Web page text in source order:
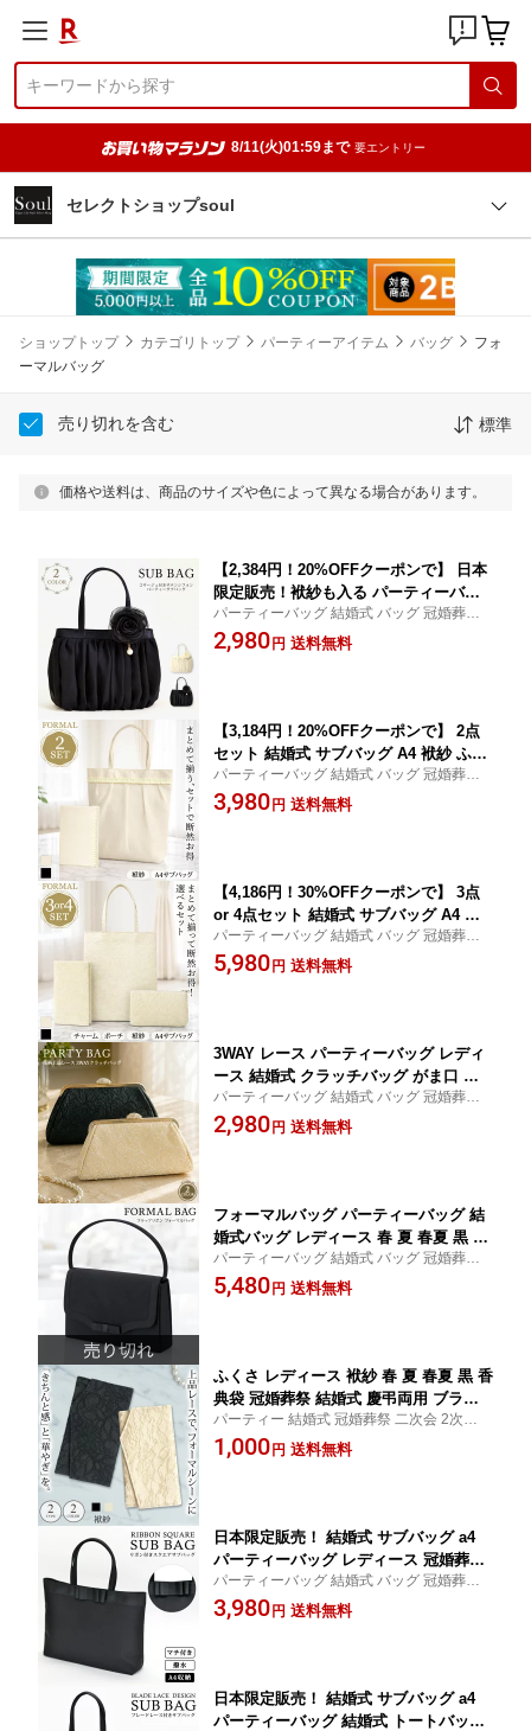
8/11(火)01:59まで 要エントリー
セレクトショップsoul
ショップトップ カテゴリトップ パーティーアイテム バッグ
フォ
ーマルバッグ
売り切れを含む 標準
価格や送料は、商品のサイズや色によって異なる場合があります。
【2,384円！20%OFFクーポンで】 日本
限定販売！袱紗も入る パーティーバッ
グ 大きめ サブバッグ 結婚式バッグ 結
婚式 バッグ 冠婚葬祭 パーティー バッ
パーティーバッグ 結婚式 バッグ 冠婚葬祭
二次会 2次会 入学式 卒業式 卒園式 入園式
演奏会 謝恩会 お呼ばれ 披露宴 ブライダル
2,980 円 送料無料
【3,184円！20%OFFクーポンで】 2点
セット 結婚式 サブバッグ A4 袱紗 ふく
さ レディース 黒 春 夏 シフォン リボン
パーティーバッグ トートバッグ 金封 弔
パーティーバッグ 結婚式 バッグ 冠婚葬祭
二次会 2次会 入学式 卒業式 卒園式 入園式
演奏会 謝恩会 お呼ばれ 披露宴 ブライダル
3,980 円 送料無料
【4,186円！30%OFFクーポンで】 3点
or 4点セット 結婚式 サブバッグ A4 袱
紗 ポーチ チャーム レディース 黒 春 夏
春夏 レース パーティーバッグ トートバ
パーティーバッグ 結婚式 バッグ 冠婚葬祭
二次会 2次会 入学式 卒業式 卒園式 入園式
演奏会 謝恩会 お呼ばれ 披露宴 ブライダル
5,980 円 送料無料
3WAY レース パーティーバッグ レディ
ース 結婚式 クラッチバッグ がま口 黒
ベージュ バッグ 結婚式バッグ がま口バ
ッグ ショルダーバッグ ハンドバッグ 大
パーティーバッグ 結婚式 バッグ 冠婚葬祭
二次会 2次会 入学式 卒業式 卒園式 入園式
演奏会 謝恩会 お呼ばれ 披露宴 ブライダル
2,980 円 送料無料
フォーマルバッグ パーティーバッグ 結
婚式バッグ レディース 春 夏 春夏 黒 バ
ッグ 大きめ ブラックフォーマル セレモ
ニーバッグ パーティバッグ ブラック 結
パーティーバッグ 結婚式 バッグ 冠婚葬祭
二次会 2次会 入学式 卒業式 卒園式 入園式
演奏会 謝恩会 お呼ばれ 披露宴 ブライダル
5,480 円 送料無料
ふくさ レディース 袱紗 春 夏 春夏 黒 香
典袋 冠婚葬祭 結婚式 慶弔両用 ブラッ
ク ベージュ レース 金封 パーティー 弔
事 ご祝儀 お祝い 卒業式 入学式 お呼ば
パーティー 結婚式 冠婚葬祭 二次会 2次会
入学式 卒業式 卒園式 入園式 演奏会 謝恩会
お呼ばれ 慶弔 披露宴 ブライダル フォーマ
1,000 円 送料無料
日本限定販売！ 結婚式 サブバッグ a4
パーティーバッグ レディース 冠婚葬祭
入学式 卒業式 入園式 卒園式 ブラック
フォーマル サブバッグ フォーマルバッ
パーティーバッグ 結婚式 バッグ 冠婚葬祭
二次会 2次会 入学式 卒業式 卒園式 入園式
演奏会 謝恩会 お呼ばれ 披露宴 ブライダル
3,980 円 送料無料
日本限定販売！ 結婚式 サブバッグ a4
パーティーバッグ 結婚式 トートバッグ